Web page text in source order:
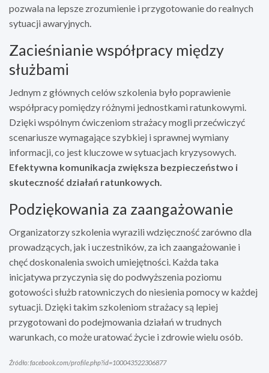
pozwala na lepsze zrozumienie i przygotowanie do realnych
sytuacji awaryjnych.
Zacieśnianie współpracy między
służbami
Jednym z głównych celów szkolenia było poprawienie
współpracy pomiędzy różnymi jednostkami ratunkowymi.
Dzięki wspólnym ćwiczeniom strażacy mogli przećwiczyć
scenariusze wymagające szybkiej i sprawnej wymiany
informacji, co jest kluczowe w sytuacjach kryzysowych.
Efektywna komunikacja zwiększa bezpieczeństwo i
skuteczność działań ratunkowych.
Podziękowania za zaangażowanie
Organizatorzy szkolenia wyrazili wdzięczność zarówno dla
prowadzących, jak i uczestników, za ich zaangażowanie i
chęć doskonalenia swoich umiejętności. Każda taka
inicjatywa przyczynia się do podwyższenia poziomu
gotowości służb ratowniczych do niesienia pomocy w każdej
sytuacji. Dzięki takim szkoleniom strażacy są lepiej
przygotowani do podejmowania działań w trudnych
warunkach, co może uratować życie i zdrowie wielu osób.
Źródło: facebook.com/profile.php?id=100043522306877